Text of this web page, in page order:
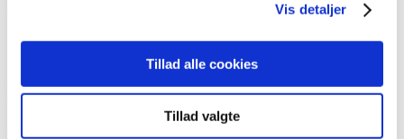
Vis detaljer
Tillad alle cookies
Tillad valgte
Vare: Lidtluksus Boomerang Board
Lidtluksus Boomerang Board